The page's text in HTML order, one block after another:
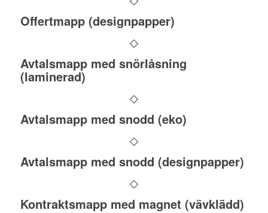
Offertmapp (designpapper)
Avtalsmapp med snörlåsning
(laminerad)
Avtalsmapp med snodd (eko)
Avtalsmapp med snodd (designpapper)
Kontraktsmapp med magnet (vävklädd)